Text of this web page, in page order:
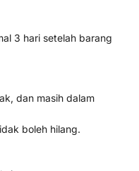
3 hari setelah barang
dan masih dalam
boleh hilang.